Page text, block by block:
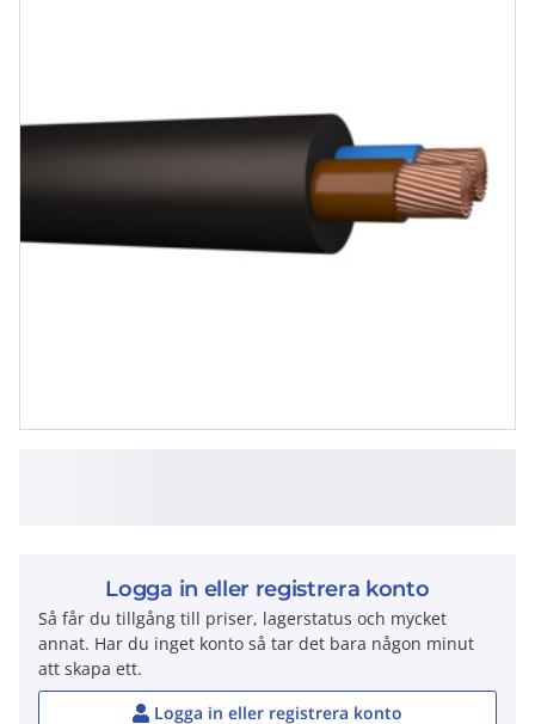
Logga in eller registrera konto
Så får du tillgång till priser, lagerstatus och mycket
annat. Har du inget konto så tar det bara någon minut
att skapa ett.
Logga in eller registrera konto